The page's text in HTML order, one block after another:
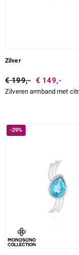
Zilver
€ 199,- € 149,-
Zilveren armband met
-29%